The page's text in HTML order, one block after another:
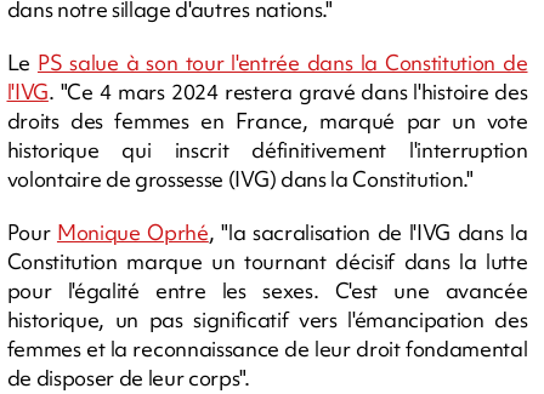
dans notre sillage d'autres nations."
Le PS salue à son tour l'entrée dans la Constitution de
l'IVG. "Ce 4 mars 2024 restera gravé dans l'histoire des
droits des femmes en France, marqué par un vote
historique qui inscrit définitivement l'interruption
volontaire de grossesse (IVG) dans la Constitution."
Pour Monique Oprhé, "la sacralisation de l'IVG dans la
Constitution marque un tournant décisif dans la lutte
pour l'égalité entre les sexes. C'est une avancée
historique, un pas significatif vers l'émancipation des
femmes et la reconnaissance de leur droit fondamental
de disposer de leur corps".